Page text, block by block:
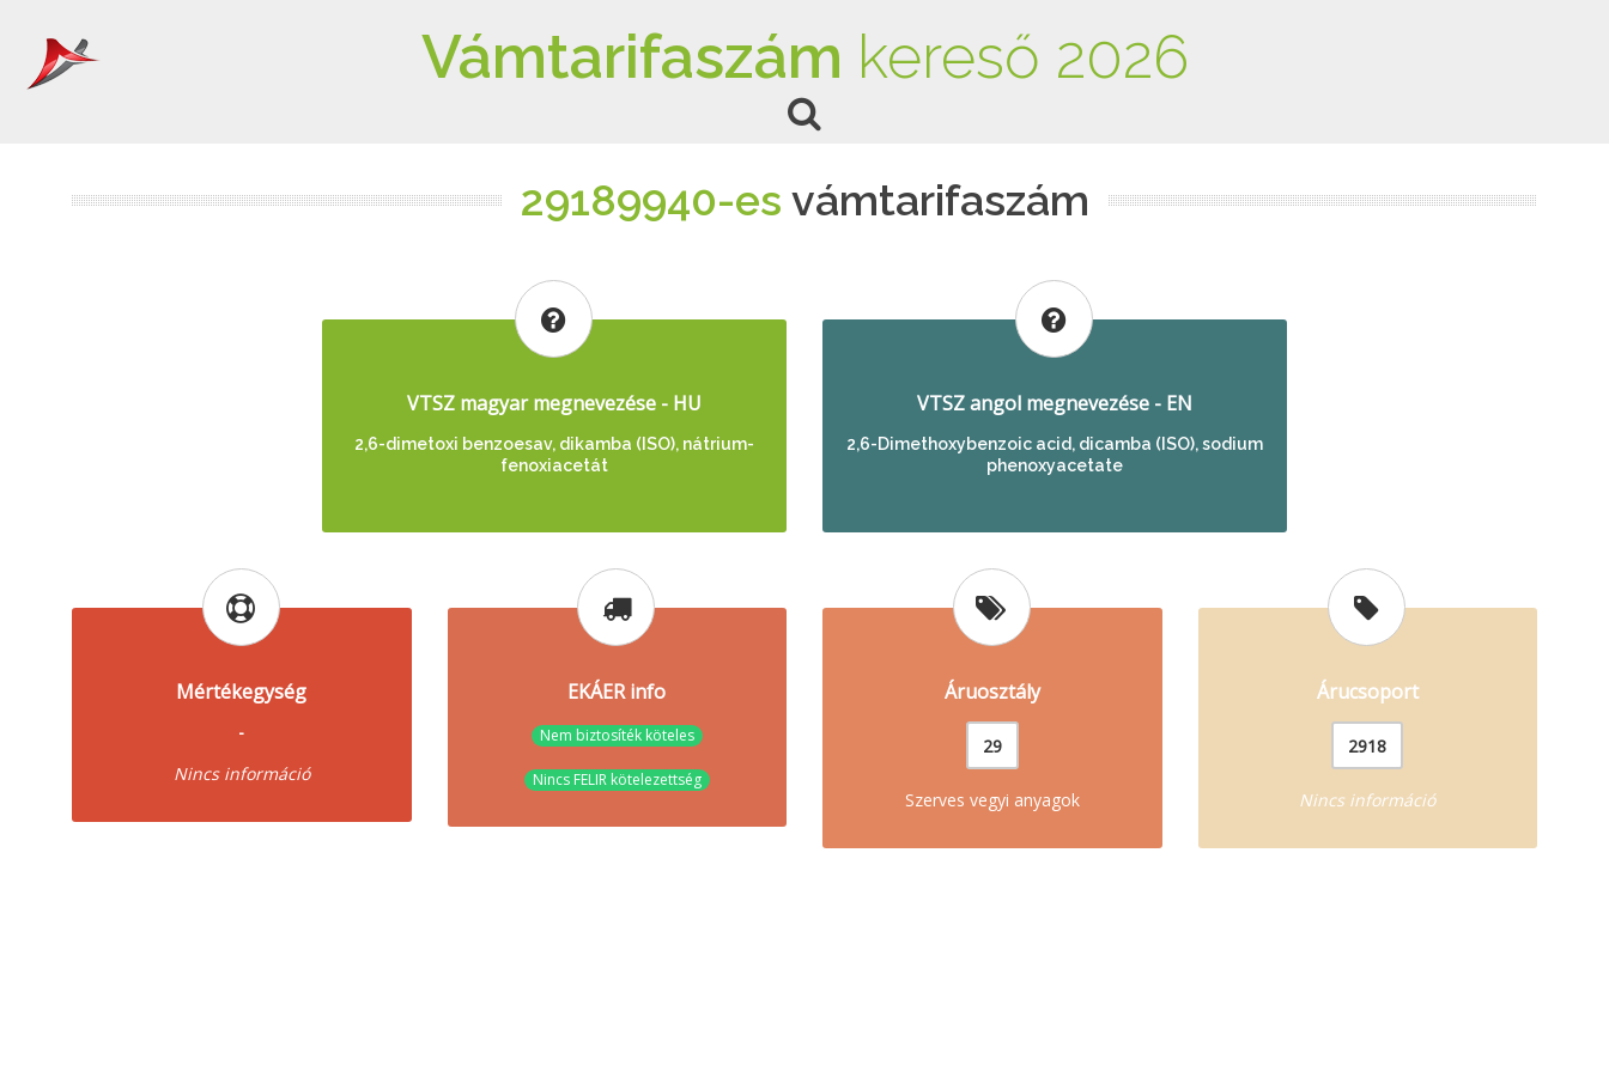
Vámtarifaszám kereső 2026
29189940-es vámtarifaszám
VTSZ magyar megnevezése - HU
2,6-dimetoxi benzoesav, dikamba (ISO), nátrium-
fenoxiacetát
VTSZ angol megnevezése - EN
2,6-Dimethoxybenzoic acid, dicamba (ISO), sodium
phenoxyacetate
Mértékegység
-
Nincs információ
EKÁER info
Nem biztosíték köteles
Nincs FELIR kötelezettség
Áruosztály
29
Szerves vegyi anyagok
Árucsoport
2918
Nincs információ